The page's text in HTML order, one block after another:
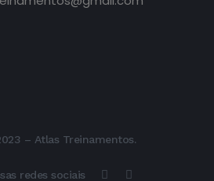
– Atlas Treinamentos.
redes sociais